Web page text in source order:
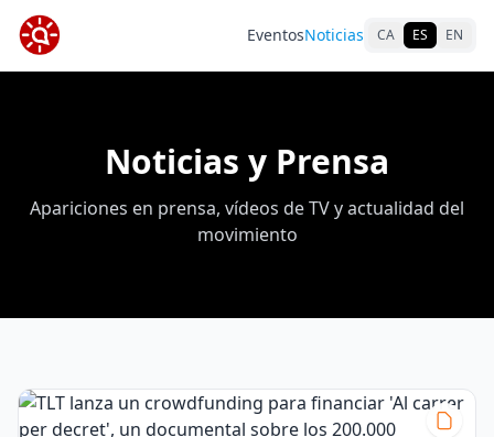
EventosNoticias CA ES EN
Noticias y Prensa
Apariciones en prensa, vídeos de TV y actualidad del
movimiento